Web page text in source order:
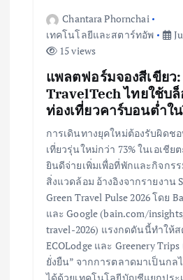
Chantara Phornchai
เทคโนโลยีและสตาร์ทอัพ
15 views
แพลตฟอร์มจองสีเขียว
TravelTech ไทยใช้บ
ท่องเที่ยวคาร์บอนต่ำใ
การเดินทางยุคใหม่ต้องรับผิดช
เที่ยวรุ่นใหม่กว่า 73% ในเอเชีย
ยินดีจ่ายเพิ่มเพื่อที่พักและกิจกร
สิ่งแวดล้อม อ้างอิงจากรายงาน
Green Travel Pulse 2026 โดย
และ Google (bain.com/
travel-2026) แรงกดดันนี้ทำให้
ECOLodge และ Greenery
ยั่งยืน” จากการตลาดมาเป็นกล